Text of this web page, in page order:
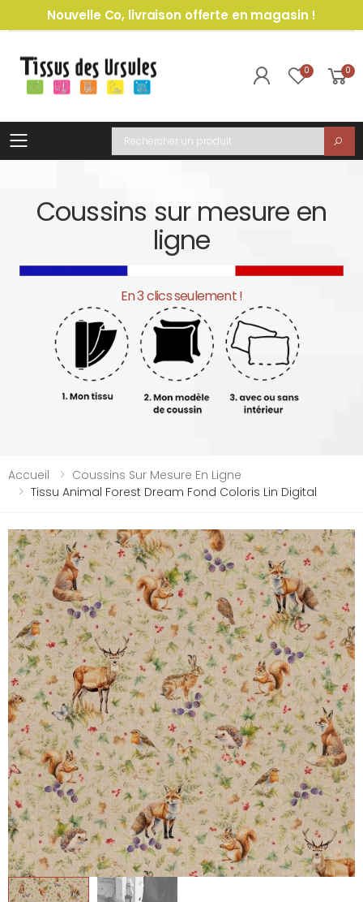
Nouvelle Co, livraison offerte en magasin !
0 0
Toggle mobile menu
Recherche
Coussins sur mesure en
ligne
En 3 clics seulement !
Accueil
Coussins Sur Mesure En Ligne
Tissu Animal Forest Dream Fond Coloris Lin Digital